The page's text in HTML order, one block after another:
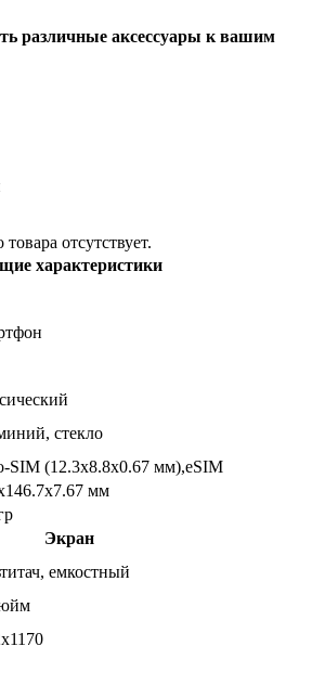
различные аксессуары к вашим
отсутствует.
характеристики
стекло
SIM (12.3x8.8x0.67 мм),eSIM
мм
Экран
емкостный